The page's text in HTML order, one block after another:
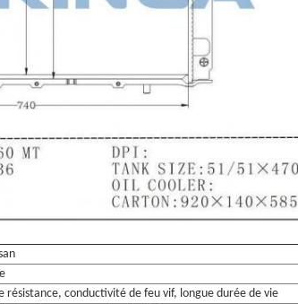
conductivité de feu vif, longue durée de vie